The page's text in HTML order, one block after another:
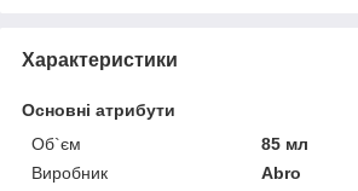
Характеристики
Основні атрибути
Об`єм
85 мл
Виробник
Abro